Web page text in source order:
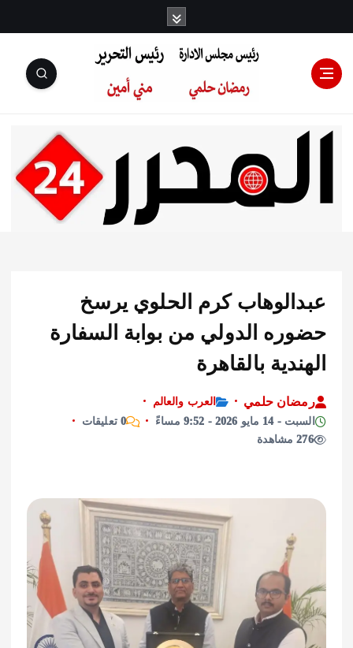
رئيس مجلس
الإدارة: رمضان
التحرير:مني أمين
كرم الحلوي يرسخ
الدولي من بوابة السفارة
بالقاهرة
حلمي
العرب والعالم
0 تعليقات